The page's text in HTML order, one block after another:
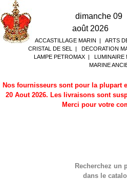
dimanche 09
août 2026
ACCASTILLAGE MARIN | ARTS
CRISTAL DE SEL
| DECORATION
LAMPE PETROMAX | LUMINAIRE
MARINE
Nos fournisseurs sont pour la plupart
20 Aout 2026. Les livraisons sont
Merci pour votre
Recherchez un
dans le